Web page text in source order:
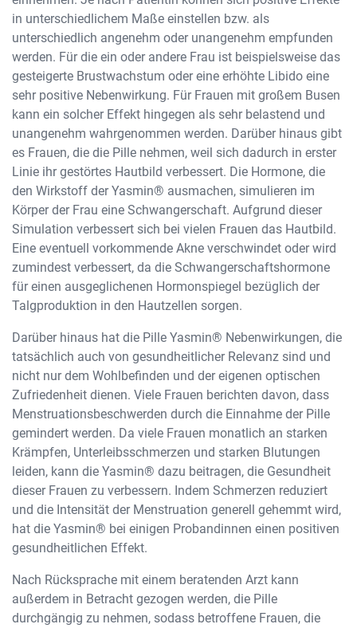
in unterschiedlichem Maße einstellen bzw. als
unterschiedlich angenehm oder unangenehm empfunden
werden. Für die ein oder andere Frau ist beispielsweise das
gesteigerte Brustwachstum oder eine erhöhte Libido eine
sehr positive Nebenwirkung. Für Frauen mit großem Busen
kann ein solcher Effekt hingegen als sehr belastend und
unangenehm wahrgenommen werden. Darüber hinaus gibt
es Frauen, die die Pille nehmen, weil sich dadurch in erster
Linie ihr gestörtes Hautbild verbessert. Die Hormone, die
den Wirkstoff der Yasmin® ausmachen, simulieren im
Körper der Frau eine Schwangerschaft. Aufgrund dieser
Simulation verbessert sich bei vielen Frauen das Hautbild.
Eine eventuell vorkommende Akne verschwindet oder wird
zumindest verbessert, da die Schwangerschaftshormone
für einen ausgeglichenen Hormonspiegel bezüglich der
Talgproduktion in den Hautzellen sorgen.
Darüber hinaus hat die Pille Yasmin® Nebenwirkungen, die
tatsächlich auch von gesundheitlicher Relevanz sind und
nicht nur dem Wohlbefinden und der eigenen optischen
Zufriedenheit dienen. Viele Frauen berichten davon, dass
Menstruationsbeschwerden durch die Einnahme der Pille
gemindert werden. Da viele Frauen monatlich an starken
Krämpfen, Unterleibsschmerzen und starken Blutungen
leiden, kann die Yasmin® dazu beitragen, die Gesundheit
dieser Frauen zu verbessern. Indem Schmerzen reduziert
und die Intensität der Menstruation generell gehemmt wird,
hat die Yasmin® bei einigen Probandinnen einen positiven
gesundheitlichen Effekt.
Nach Rücksprache mit einem beratenden Arzt kann
außerdem in Betracht gezogen werden, die Pille
durchgängig zu nehmen, sodass betroffene Frauen, die